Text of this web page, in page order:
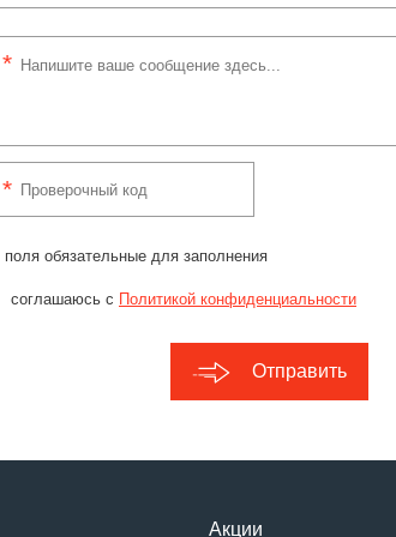
обязательные для заполнения
соглашаюсь с Политикой конфиденциальности
Отправить
Акции